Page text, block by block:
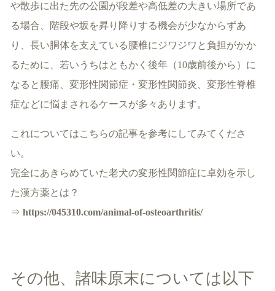
や散歩に出た先の公園が段差や高低差の大きい場所であ
る場合、階段や坂を昇り降りする機会が少なからずあ
り、長い胴体を支えている腰椎にジワジワと負担がかか
るために、若いうちはともかく後年（10歳前後から）に
なると腰痛、変形性関節症・変形性関節炎、変形性脊椎
症などに悩まされるケースが多々あります。
これについてはこちらの記事を参考にしてみてくださ
い。
完全にあきらめていた老犬の変形性関節症に卓効を示し
た漢方薬とは？
⇒ https://045310.com/animal-of-osteoarthritis/
その他、諸味原末については以下